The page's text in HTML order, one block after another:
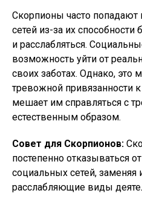
Скорпионы часто
сетей из-за их
и расслабляться.
возможность уйти от
своих заботах. Однако, это
тревожной привязанности
мешает им справляться с
естественным образом.
Совет для Скорпионов:
постепенно отказываться
социальных сетей, заменяя
расслабляющие виды